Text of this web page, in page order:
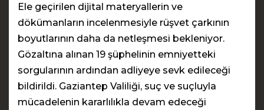
Ele geçirilen dijital materyallerin ve
dökümanların incelenmesiyle rüşvet çarkının
boyutlarının daha da netleşmesi bekleniyor.
Gözaltına alınan 19 şüphelinin emniyetteki
sorgularının ardından adliyeye sevk edileceği
bildirildi. Gaziantep Valiliği, suç ve suçluyla
mücadelenin kararlılıkla devam edeceği